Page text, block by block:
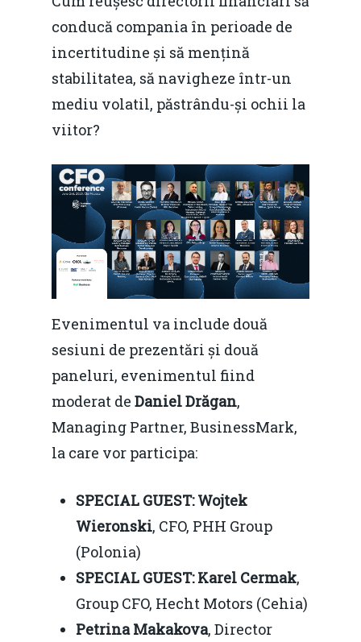
conducă compania în perioade de
incertitudine și să mențină
stabilitatea, să navigheze într-un
mediu volatil, păstrându-și ochii la
viitor?
Evenimentul va include două
sesiuni de prezentări și două
paneluri, evenimentul fiind
moderat de Daniel Drăgan,
Managing Partner, BusinessMark,
la care vor participa:
SPECIAL GUEST: Wojtek
Wieronski, CFO, PHH Group
(Polonia)
SPECIAL GUEST: Karel Cermak,
Group CFO, Hecht Motors (Cehia)
Petrina Makakova, Director